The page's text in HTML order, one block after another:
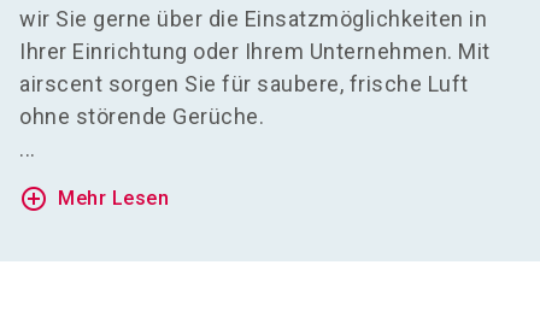
wir Sie gerne über die Einsatzmöglichkeiten in
Ihrer Einrichtung oder Ihrem Unternehmen. Mit
airscent sorgen Sie für saubere, frische Luft
ohne störende Gerüche.
...
add_circle_outline Mehr Lesen